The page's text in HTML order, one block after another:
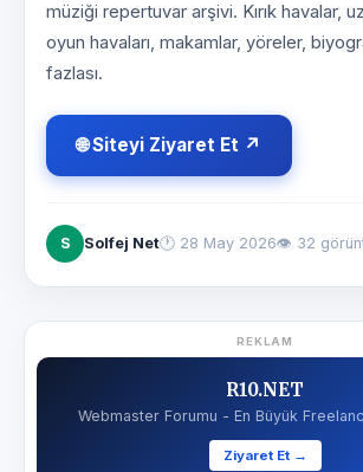
müziği repertuvar arşivi. Kırık havalar,
oyun havaları, makamlar, yöreler,
fazlası.
🌐 Siteyi Ziyaret Et ↗
S Solfej Net🕐 28 May 2026👁 32
REKLAM
R10.NET
Webmaster Forumu - En Büyük
Ziyaret Et →